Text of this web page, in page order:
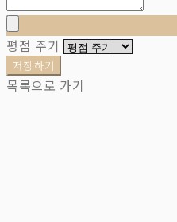
평점 주기
저장하기
목록으로 가기